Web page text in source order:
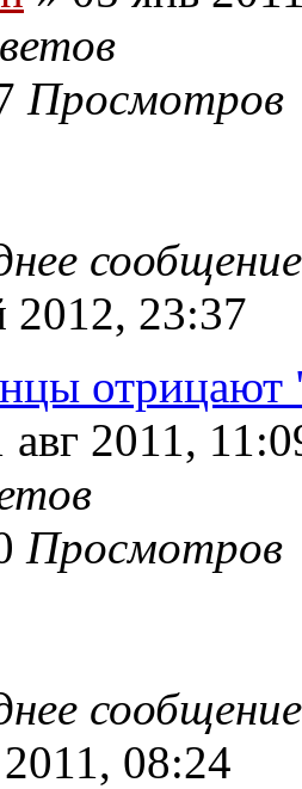
Просмотров
2012, 23:37
авг 2011,
Просмотров
08:24